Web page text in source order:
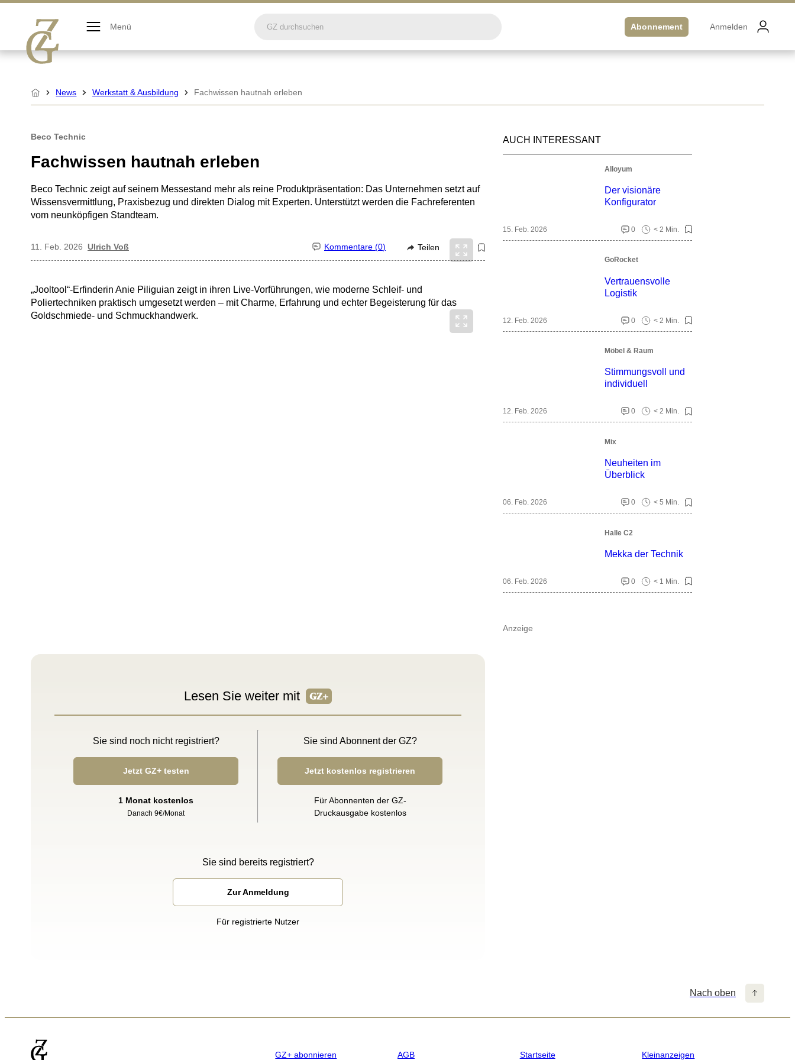
springen
Menü Abonnement Anmelden
Startseite
News Werkstatt & Ausbildung Fachwissen hautnah erleben
Beco Technic
Fachwissen hautnah erleben
Beco Technic zeigt auf seinem Messestand mehr als reine Produktpräsentation: Das Unternehmen setzt auf
Wissensvermittlung, Praxisbezug und direkten Dialog mit Experten. Unterstützt werden die Fachreferenten
vom neunköpfigen Standteam.
11. Feb. 2026 Ulrich Voß Kommentare (0) Teilen
„Jooltool“-Erfinderin Anie Piliguian zeigt in ihren Live-Vorführungen, wie moderne Schleif- und
Poliertechniken praktisch umgesetzt werden – mit Charme, Erfahrung und echter Begeisterung für das
Goldschmiede- und Schmuckhandwerk.
Lesen Sie weiter mit
Sie sind noch nicht registriert?
Jetzt GZ+ testen
1 Monat kostenlos
Danach 9€/Monat
Sie sind Abonnent der GZ?
Jetzt kostenlos registrieren
Für Abonnenten der GZ-
Druckausgabe kostenlos
Sie sind bereits registriert?
Zur Anmeldung
Für registrierte Nutzer
AUCH INTERESSANT
Alloyum
Der visionäre
Konfigurator
15. Feb. 2026 0 < 2 Min.
GoRocket
Vertrauensvolle
Logistik
12. Feb. 2026 0 < 2 Min.
Möbel & Raum
Stimmungsvoll und
individuell
12. Feb. 2026 0 < 2 Min.
Mix
Neuheiten im
Überblick
06. Feb. 2026 0 < 5 Min.
Halle C2
Mekka der Technik
06. Feb. 2026 0 < 1 Min.
Anzeige
Nach oben
GZ+ abonnieren AGB Startseite Kleinanzeigen